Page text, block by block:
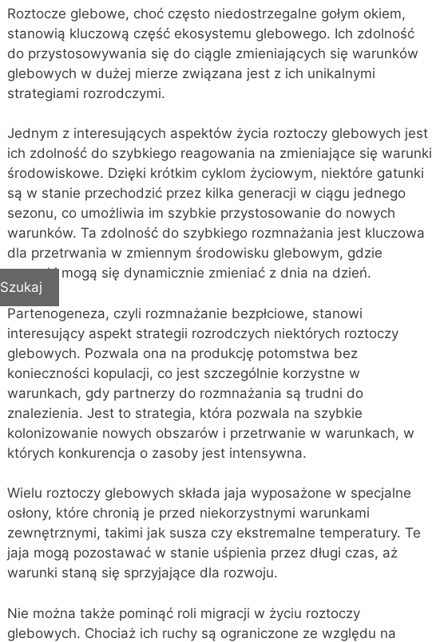
Roztocze glebowe, choć często niedostrzegalne gołym okiem,
stanowią kluczową część ekosystemu glebowego. Ich zdolność
do przystosowywania się do ciągle zmieniających się warunków
glebowych w dużej mierze związana jest z ich unikalnymi
strategiami rozrodczymi.
Jednym z interesujących aspektów życia roztoczy glebowych jest
ich zdolność do szybkiego reagowania na zmieniające się warunki
środowiskowe. Dzięki krótkim cyklom życiowym, niektóre gatunki
są w stanie przechodzić przez kilka generacji w ciągu jednego
sezonu, co umożliwia im szybkie przystosowanie do nowych
warunków. Ta zdolność do szybkiego rozmnażania jest kluczowa
dla przetrwania w zmiennym środowisku glebowym, gdzie
warunki mogą się dynamicznie zmieniać z dnia na dzień.
Partenogeneza, czyli rozmnażanie bezpłciowe, stanowi
interesujący aspekt strategii rozrodczych niektórych roztoczy
glebowych. Pozwala ona na produkcję potomstwa bez
konieczności kopulacji, co jest szczególnie korzystne w
warunkach, gdy partnerzy do rozmnażania są trudni do
znalezienia. Jest to strategia, która pozwala na szybkie
kolonizowanie nowych obszarów i przetrwanie w warunkach, w
których konkurencja o zasoby jest intensywna.
Wielu roztoczy glebowych składa jaja wyposażone w specjalne
osłony, które chronią je przed niekorzystnymi warunkami
zewnętrznymi, takimi jak susza czy ekstremalne temperatury. Te
jaja mogą pozostawać w stanie uśpienia przez długi czas, aż
warunki staną się sprzyjające dla rozwoju.
Nie można także pominąć roli migracji w życiu roztoczy
glebowych. Chociaż ich ruchy są ograniczone ze względu na
Szukaj